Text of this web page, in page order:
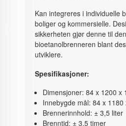
Kan integreres i individuelle
boliger og kommersielle.
sikkerheten gjør denne til
bioetanolbrenneren blant
utviklere.
Spesifikasjoner:
Dimensjoner: 84 x 1200 x
Innebygde mål: 84 x
Brennerinnhold: ± 3,5 liter
Brenntid: ± 3,5 timer